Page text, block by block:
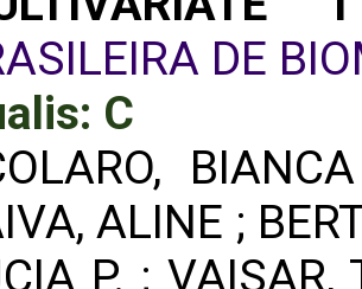
DE
C
ALINE ;
P. ; VAISAR,